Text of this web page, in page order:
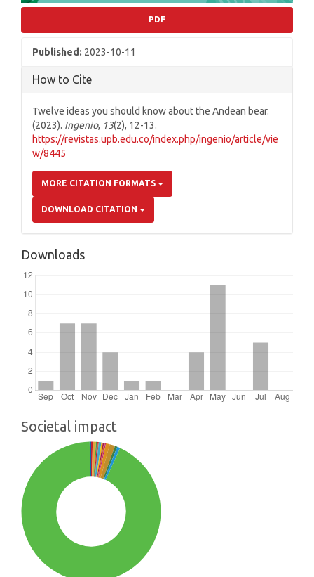
PDF
Published: 2023-10-11
How to Cite
Twelve ideas you should know about the Andean bear.
(2023). Ingenio, 13(2), 12-13.
https://revistas.upb.edu.co/index.php/ingenio/article/vie
w/8445
MORE CITATION FORMATS
DOWNLOAD CITATION
Downloads
Societal impact